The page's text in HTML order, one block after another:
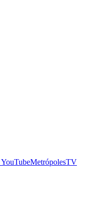
YouTubeMetrópolesTV